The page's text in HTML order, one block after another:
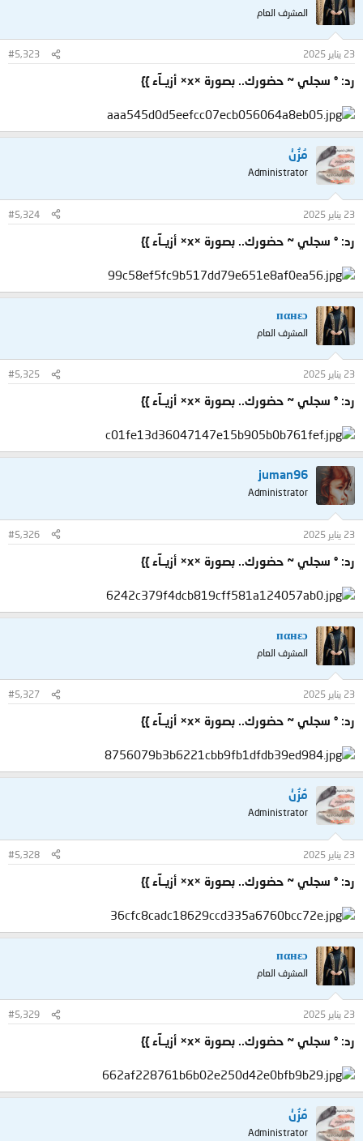
المشرف العام
23 يناير 2025 #5,323
رد: ° سجلي ~ حضورك.. بصورة ×x× أزيــآء }}
مُزُنْ
Administrator
23 يناير 2025 #5,324
رد: ° سجلي ~ حضورك.. بصورة ×x× أزيــآء }}
пαнεɔ
المشرف العام
23 يناير 2025 #5,325
رد: ° سجلي ~ حضورك.. بصورة ×x× أزيــآء }}
juman96
Administrator
23 يناير 2025 #5,326
رد: ° سجلي ~ حضورك.. بصورة ×x× أزيــآء }}
пαнεɔ
المشرف العام
23 يناير 2025 #5,327
رد: ° سجلي ~ حضورك.. بصورة ×x× أزيــآء }}
مُزُنْ
Administrator
23 يناير 2025 #5,328
رد: ° سجلي ~ حضورك.. بصورة ×x× أزيــآء }}
пαнεɔ
المشرف العام
23 يناير 2025 #5,329
رد: ° سجلي ~ حضورك.. بصورة ×x× أزيــآء }}
مُزُنْ
Administrator